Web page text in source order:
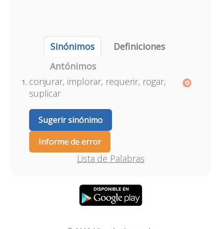
Sinónimos
Definiciones
Antónimos
conjurar, implorar, requerir, rogar,
suplicar
Sugerir sinónimo
Informe de error
Lista de Palabras